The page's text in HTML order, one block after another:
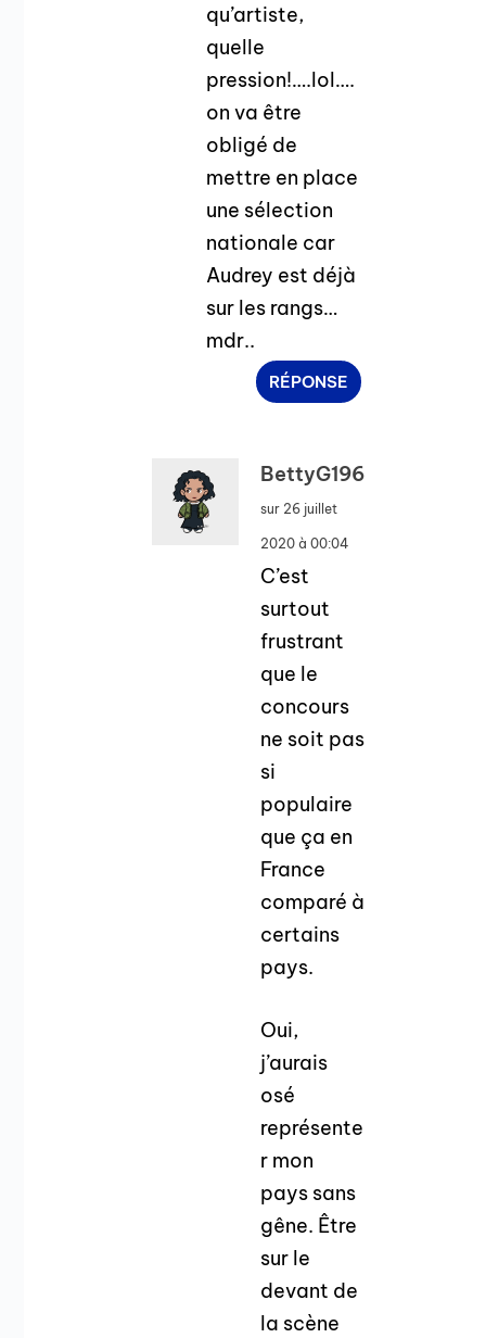
qu’artiste,
quelle
pression!….lol….
on va être
obligé de
mettre en place
une sélection
nationale car
Audrey est déjà
sur les rangs…
mdr..
RÉPONSE
BettyG196
sur 26 juillet
2020 à 00:04
C’est
surtout
frustrant
que le
concours
ne soit pas
si
populaire
que ça en
France
comparé à
certains
pays.
Oui,
j’aurais
osé
représente
r mon
pays sans
gêne. Être
sur le
devant de
la scène